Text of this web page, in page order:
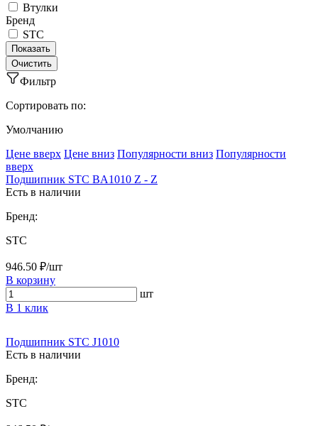
Втулки
Бренд
STC
Фильтр
Сортировать по:
Умолчанию
Ценe вверх Ценe вниз Популярности вниз Популярности
вверх
Подшипник STC BA1010 Z - Z
Есть в наличии
Бренд:
STC
946.50 ₽/шт
В корзину
шт
В 1 клик
Подшипник STC J1010
Есть в наличии
Бренд:
STC